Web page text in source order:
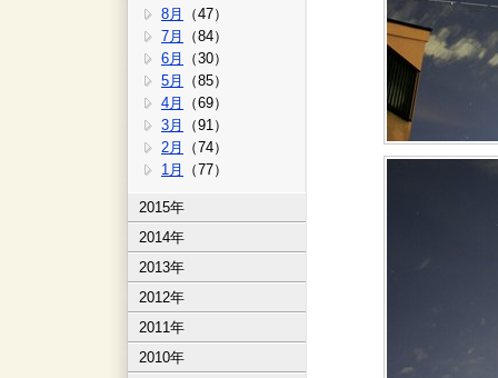
8月
（47）
7月
（84）
6月
（30）
5月
（85）
4月
（69）
3月
（91）
2月
（74）
1月
（77）
2015年
2014年
2013年
2012年
2011年
2010年